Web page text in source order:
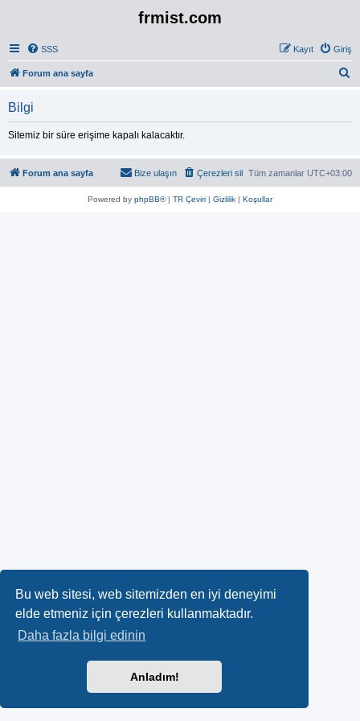
Bu web sitesi, web sitemizden en iyi deneyimi
elde etmeniz için çerezleri kullanmaktadır.
Daha fazla bilgi edinin
Anladım!
frmist.com
SSS Giriş
Kayıt
Forum ana sayfa
Bilgi
Sitemiz bir süre erişime kapalı kalacaktır.
Forum ana sayfa Tüm zamanlar UTC+03:00
Çerezleri sil
Bize ulaşın
Powered by phpBB®| TR Çeviri | Gizlilik | Koşullar